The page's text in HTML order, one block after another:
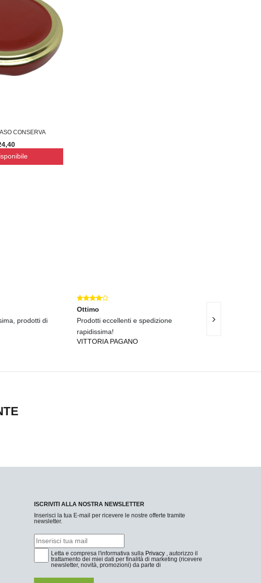
€ 37,43
CONSERVA
prodotti di
Ottimo
Prodotti eccellenti e spedizione
rapidissima!
VITTORIA PAGANO
Prodotti di alta
ISCRIVITI ALLA NOSTRA NEWSLETTER
Inserisci la tua E-mail per ricevere le nostre offerte tramite
newsletter.
Letta e compresa l'informativa sulla Privacy , autorizzo il
trattamento dei miei dati per finalità di marketing (ricevere
newsletter, novità, promozioni) da parte di